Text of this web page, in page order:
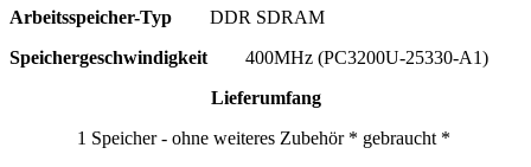
Arbeitsspeicher-Typ
DDR SDRAM
Speichergeschwindigkeit
400MHz (PC3200U-25330-A1)
Lieferumfang
1 Speicher - ohne weiteres Zubehör * gebraucht *